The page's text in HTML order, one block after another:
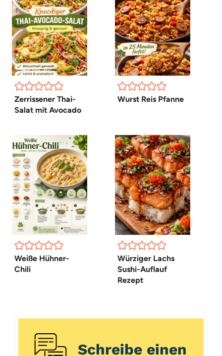
Zerrissener Thai-
Salat mit Avocado
Wurst Reis Pfanne
Weiße Hühner-
Chili
Würziger Lachs
Sushi-Auflauf
Rezept
Schreibe einen